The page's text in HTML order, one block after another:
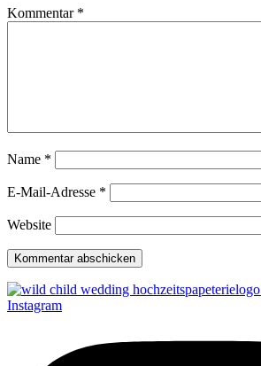
Kommentar *
Name *
E-Mail-Adresse *
Website
Instagram